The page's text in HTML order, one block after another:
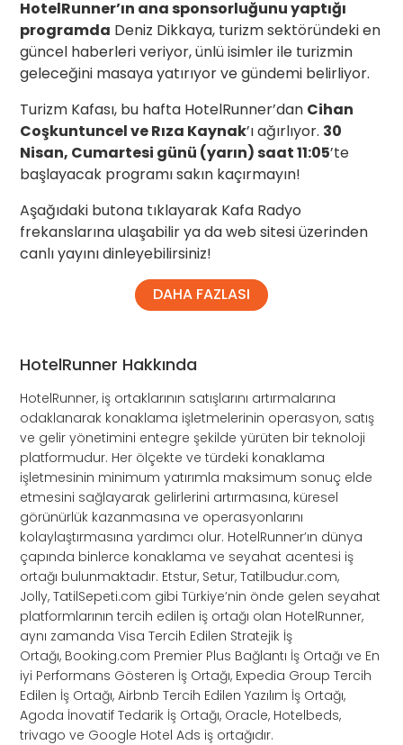
HotelRunner’ın ana sponsorluğunu yaptığı
programda Deniz Dikkaya, turizm sektöründeki en
güncel haberleri veriyor, ünlü isimler ile turizmin
geleceğini masaya yatırıyor ve gündemi belirliyor.
Turizm Kafası, bu hafta HotelRunner’dan Cihan
Coşkuntuncel ve Rıza Kaynak’ı ağırlıyor. 30
Nisan, Cumartesi günü (yarın) saat 11:05’te
başlayacak programı sakın kaçırmayın!
Aşağıdaki butona tıklayarak Kafa Radyo
frekanslarına ulaşabilir ya da web sitesi üzerinden
canlı yayını dinleyebilirsiniz!
DAHA FAZLASI
HotelRunner Hakkında
HotelRunner, iş ortaklarının satışlarını artırmalarına
odaklanarak konaklama işletmelerinin operasyon, satış
ve gelir yönetimini entegre şekilde yürüten bir teknoloji
platformudur. Her ölçekte ve türdeki konaklama
işletmesinin minimum yatırımla maksimum sonuç elde
etmesini sağlayarak gelirlerini artırmasına, küresel
görünürlük kazanmasına ve operasyonlarını
kolaylaştırmasına yardımcı olur. HotelRunner’ın dünya
çapında binlerce konaklama ve seyahat acentesi iş
ortağı bulunmaktadır. Etstur, Setur, Tatilbudur.com,
Jolly, TatilSepeti.com gibi Türkiye’nin önde gelen seyahat
platformlarının tercih edilen iş ortağı olan HotelRunner,
aynı zamanda Visa Tercih Edilen Stratejik İş
Ortağı, Booking.com Premier Plus Bağlantı İş Ortağı ve En
iyi Performans Gösteren İş Ortağı, Expedia Group Tercih
Edilen İş Ortağı, Airbnb Tercih Edilen Yazılım İş Ortağı,
Agoda İnovatif Tedarik İş Ortağı, Oracle, Hotelbeds,
trivago ve Google Hotel Ads iş ortağıdır.